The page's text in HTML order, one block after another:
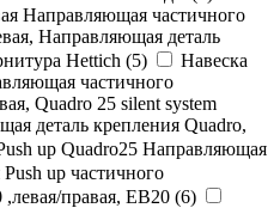
Направляющая частичного
Направляющая деталь
Hettich (5)
Навеска
частичного
Quadro 25 silent system
деталь крепления Quadro,
up Quadro25 Направляющая
up частичного
правая, ЕВ20 (6)